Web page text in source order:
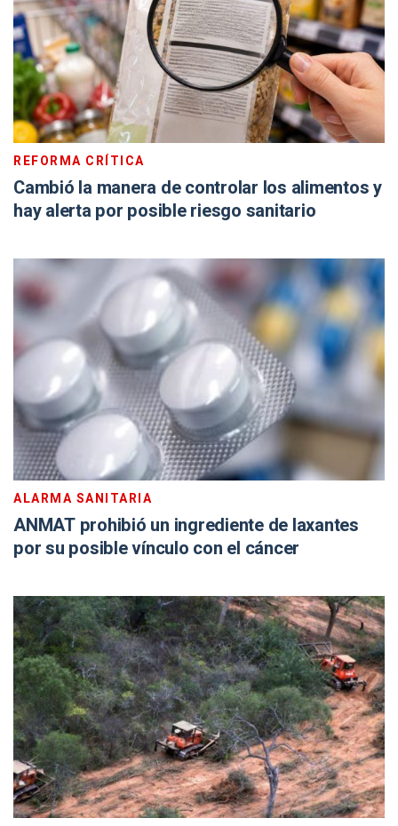
REFORMA CRÍTICA
Cambió la manera de controlar los alimentos y
hay alerta por posible riesgo sanitario
ALARMA SANITARIA
ANMAT prohibió un ingrediente de laxantes
por su posible vínculo con el cáncer